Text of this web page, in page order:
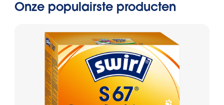
Onze populairste producten